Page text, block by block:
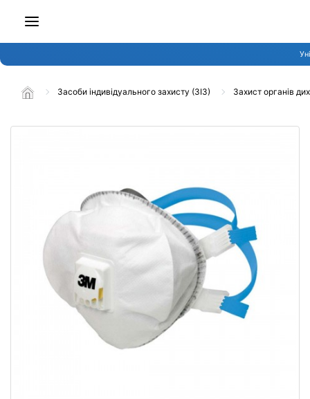
Засоби індивідуального захисту (ЗІЗ) Захист органів